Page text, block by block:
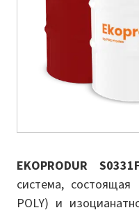
EKOPRODUR
система,
POLY) и